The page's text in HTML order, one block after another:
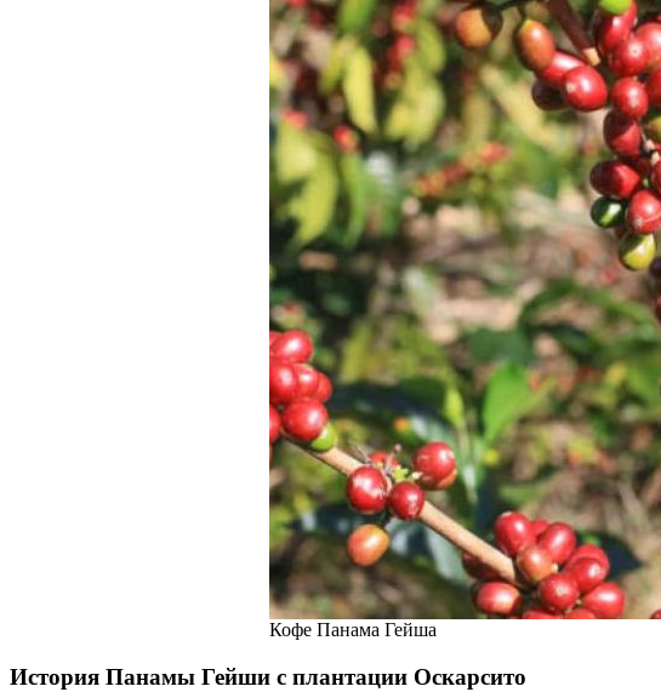
Кофе Панама Гейша
История Панамы Гейши с плантации Оскарсито